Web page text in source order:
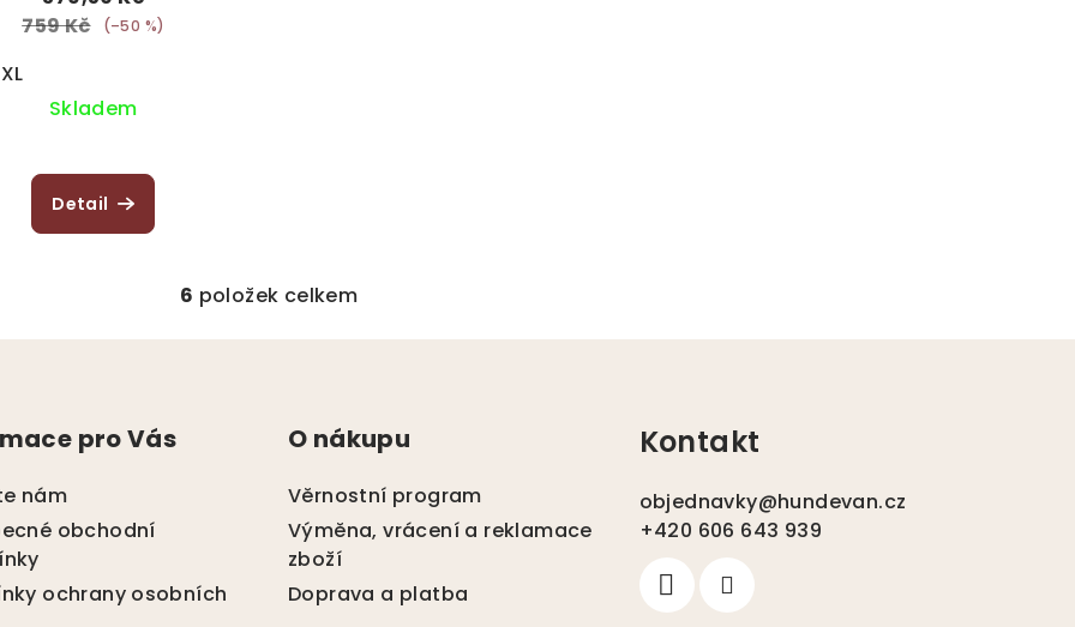
759 Kč
(–50 %)
Skladem
Detail
O
v
6 položek celkem
pro Vás
nám
obchodní
ochrany osobních
O nákupu
Věrnostní program
Výměna, vrácení a reklamace
zboží
Doprava a platba
Kontakt
objednavky@hundevan.cz
+420 606 643 939